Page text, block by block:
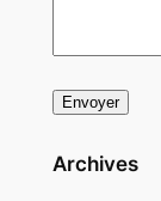
Archives